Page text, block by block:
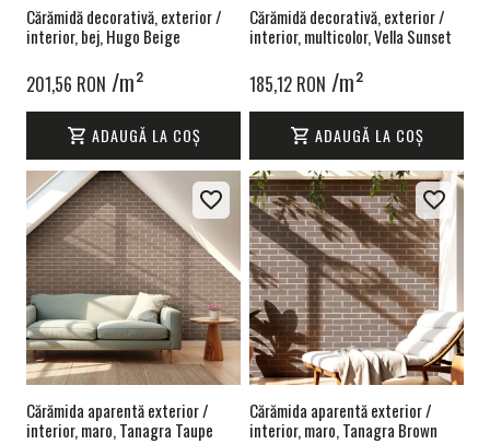
Cărămidă decorativă, exterior /
interior, bej, Hugo Beige
201,56 RON /m²
ADAUGĂ LA COȘ
Cărămidă decorativă, exterior /
interior, multicolor, Vella Sunset
185,12 RON /m²
ADAUGĂ LA COȘ
Cărămida aparentă exterior /
interior, maro, Tanagra Taupe
Cărămida aparentă exterior /
interior, maro, Tanagra Brown